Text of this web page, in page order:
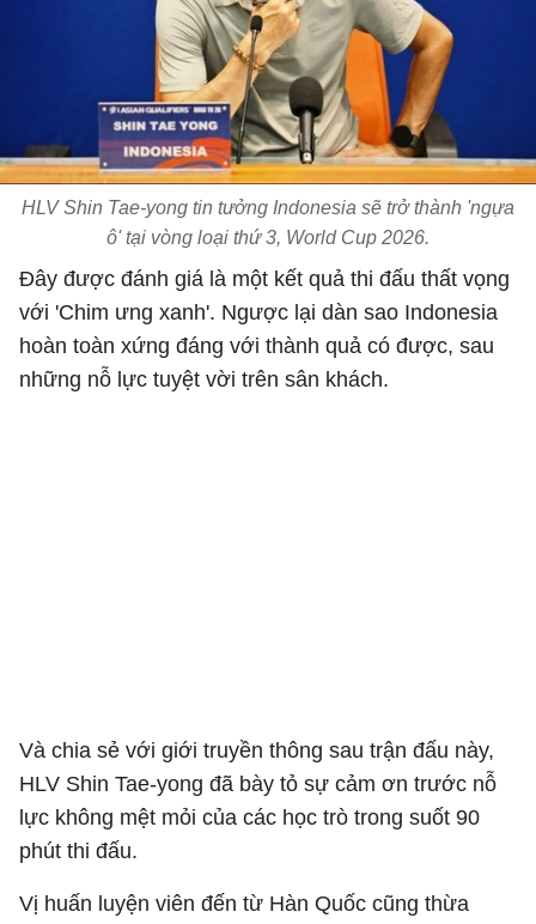
HLV Shin Tae-yong tin tưởng Indonesia sẽ trở thành 'ngựa
ô' tại vòng loại thứ 3, World Cup 2026.
Đây được đánh giá là một kết quả thi đấu thất vọng
với 'Chim ưng xanh'. Ngược lại dàn sao Indonesia
hoàn toàn xứng đáng với thành quả có được, sau
những nỗ lực tuyệt vời trên sân khách.
Và chia sẻ với giới truyền thông sau trận đấu này,
HLV Shin Tae-yong đã bày tỏ sự cảm ơn trước nỗ
lực không mệt mỏi của các học trò trong suốt 90
phút thi đấu.
Vị huấn luyện viên đến từ Hàn Quốc cũng thừa